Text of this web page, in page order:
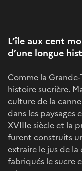
L’île aux cent
d’une longue
Comme la
histoire sucrière.
culture de la
dans les paysages
XVIIIe siècle et la
furent construits
extraire le jus de
fabriqués le sucre